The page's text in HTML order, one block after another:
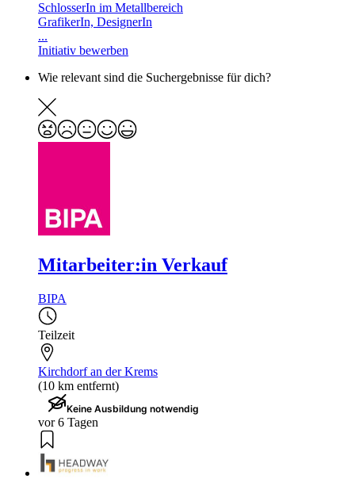
SchlosserIn im Metallbereich
GrafikerIn, DesignerIn
...
Initiativ bewerben
Wie relevant sind die Suchergebnisse für dich?
Mitarbeiter:in Verkauf
BIPA
Teilzeit
Kirchdorf an der Krems
(10 km entfernt)
Keine Ausbildung notwendig
vor 6 Tagen